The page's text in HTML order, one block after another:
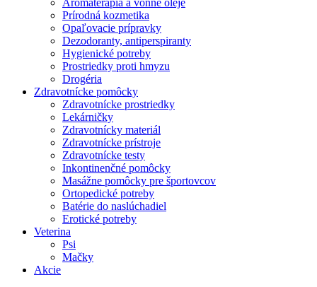
Aromaterapia a vonné oleje
Prírodná kozmetika
Opaľovacie prípravky
Dezodoranty, antiperspiranty
Hygienické potreby
Prostriedky proti hmyzu
Drogéria
Zdravotnícke pomôcky
Zdravotnícke prostriedky
Lekárničky
Zdravotnícky materiál
Zdravotnícke prístroje
Zdravotnícke testy
Inkontinenčné pomôcky
Masážne pomôcky pre športovcov
Ortopedické potreby
Batérie do naslúchadiel
Erotické potreby
Veterina
Psi
Mačky
Akcie